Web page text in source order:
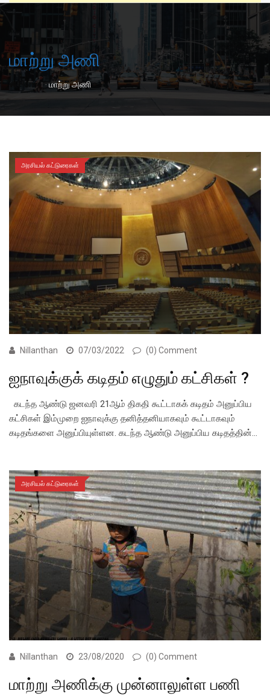
மாற்று அணி
Home-மாற்று அணி
அரசியல் கட்டுரைகள்
Nillanthan 07/03/2022 (0) Comment
ஐநாவுக்குக் கடிதம் எழுதும் கட்சிகள் ?
கடந்த ஆண்டு ஜனவரி 21ஆம் திகதி கூட்டாகக் கடிதம் அனுப்பிய
கட்சிகள் இம்முறை ஐநாவுக்கு தனித்தனியாகவும் கூட்டாகவும்
கடிதங்களை அனுப்பியுள்ளன. கடந்த ஆண்டு அனுப்பிய கடிதத்தின்…
அரசியல் கட்டுரைகள்
Nillanthan 23/08/2020 (0) Comment
மாற்று அணிக்கு முன்னாலுள்ள பணி